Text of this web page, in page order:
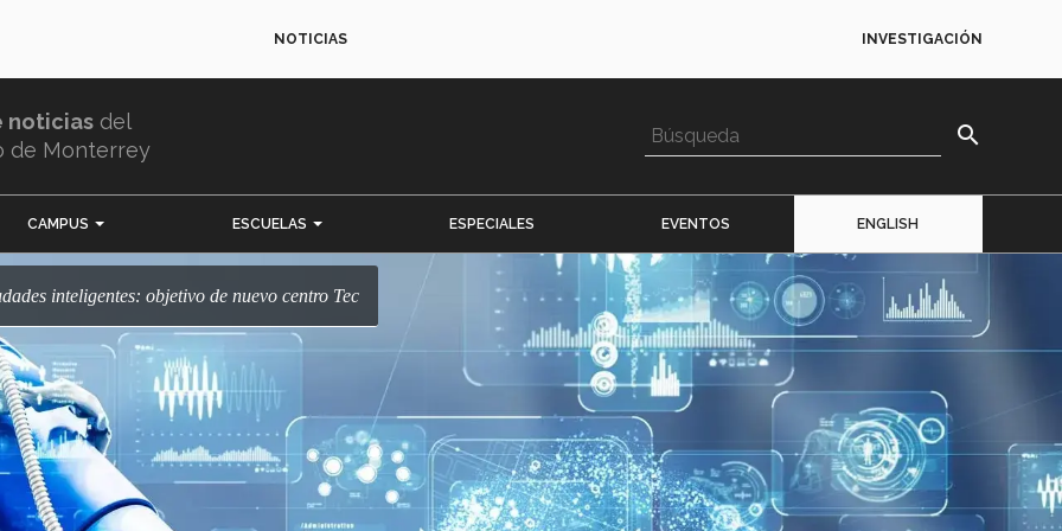
NOTICIAS INVESTIGACIÓN
noticias del
de Monterrey
search
CAMPUS ESCUELAS ESPECIALES EVENTOS ENGLISH
inteligentes: objetivo de nuevo centro Tec